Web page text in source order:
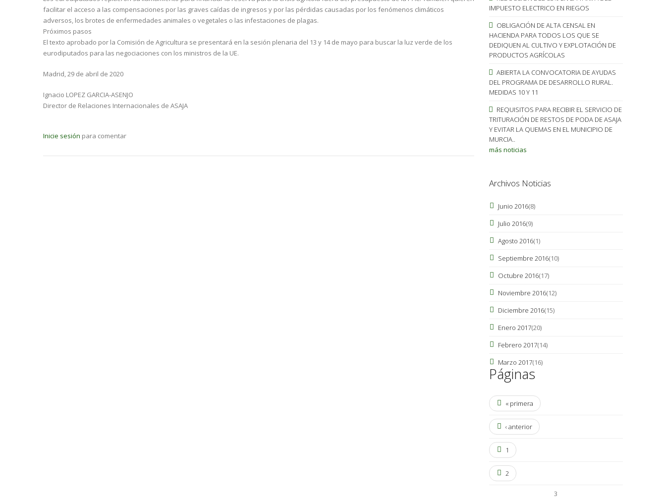
facilitar el acceso a las compensaciones por las graves caídas de ingresos y por las pérdidas causadas por los fenómenos climáticos
adversos, los brotes de enfermedades animales o vegetales o las infestaciones de plagas.
Próximos pasos
El texto aprobado por la Comisión de Agricultura se presentará en la sesión plenaria del 13 y 14 de mayo para buscar la luz verde de los
eurodiputados para las negociaciones con los ministros de la UE.
Madrid, 29 de abril de 2020
Ignacio LOPEZ GARCIA-ASENJO
Director de Relaciones Internacionales de ASAJA
Inicie sesión para comentar
IMPUESTO ELECTRICO EN RIEGOS
OBLIGACIÓN DE ALTA CENSAL EN
HACIENDA PARA TODOS LOS QUE SE
DEDIQUEN AL CULTIVO Y EXPLOTACIÓN DE
PRODUCTOS AGRÍCOLAS
ABIERTA LA CONVOCATORIA DE AYUDAS
DEL PROGRAMA DE DESARROLLO RURAL.
MEDIDAS 10 Y 11
REQUISITOS PARA RECIBIR EL SERVICIO DE
TRITURACIÓN DE RESTOS DE PODA DE ASAJA
Y EVITAR LA QUEMAS EN EL MUNICIPIO DE
MURCIA..
más noticias
Archivos Noticias
Junio 2016(8)
Julio 2016(9)
Agosto 2016(1)
Septiembre 2016(10)
Octubre 2016(17)
Noviembre 2016(12)
Diciembre 2016(15)
Enero 2017(20)
Febrero 2017(14)
Marzo 2017(16)
Páginas
« primera
‹ anterior
1
2
3